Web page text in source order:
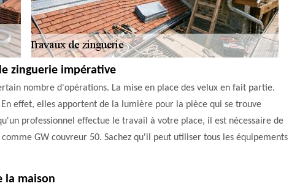
zinguerie impérative
nombre d'opérations. La mise en place des velux en fait partie.
effet, elles apportent de la lumière pour la pièce qui se trouve
professionnel effectue le travail à votre place, il est nécessaire de
GW couvreur 50. Sachez qu'il peut utiliser tous les équipements
la maison